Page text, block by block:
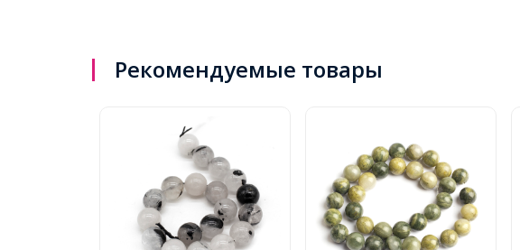
Рекомендуемые товары